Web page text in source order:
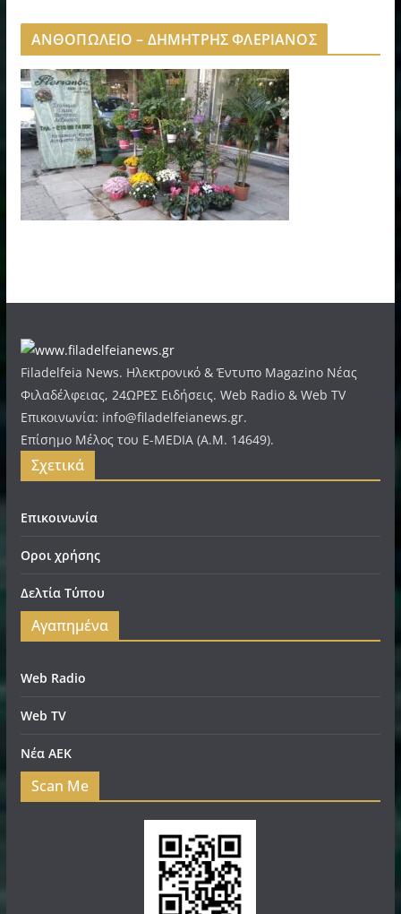
ΑΝΘΟΠΩΛΕΙΟ – ΔΗΜΗΤΡΗΣ ΦΛΕΡΙΑΝΟΣ
Filadelfeia News. Ηλεκτρονικό & Έντυπο Magazino Νέας
Φιλαδέλφειας, 24ΩΡΕΣ Ειδήσεις. Web Radio & Web TV
Επικοινωνία: info@filadelfeianews.gr.
Επίσημο Μέλος του E-MEDIA (A.M. 14649).
Σχετικά
Επικοινωνία
Οροι χρήσης
Δελτία Τύπου
Αγαπημένα
Web Radio
Web TV
Νέα ΑΕΚ
Scan Me